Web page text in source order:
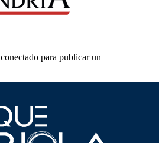
conectado para publicar un